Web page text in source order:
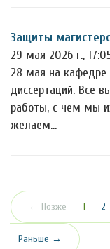
Защиты
29 мая 2026 г.,
28 мая на кафедре
диссертаций. Все
работы, с чем мы
желаем…
← Позже 1 2
Раньше →